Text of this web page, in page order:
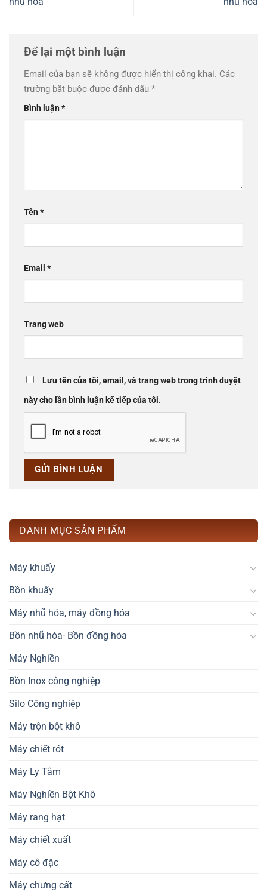
Để lại một bình luận
Email của bạn sẽ không được hiển thị công khai. Các
trường bắt buộc được đánh dấu *
Bình luận*
Tên*
Email *
Trang web
Lưu tên của tôi, email, và trang web trong trình duyệt
này cho lần bình luận kế tiếp của tôi.
DANH MỤC SẢN PHẨM
Máy khuấy
Bồn khuấy
Máy nhũ hóa, máy đồng hóa
Bồn nhũ hóa- Bồn đồng hóa
Máy Nghiền
Bồn Inox công nghiệp
Silo Công nghiệp
Máy trộn bột khô
Máy chiết rót
Máy Ly Tâm
Máy Nghiền Bột Khô
Máy rang hạt
Máy chiết xuất
Máy cô đặc
Máy chưng cất